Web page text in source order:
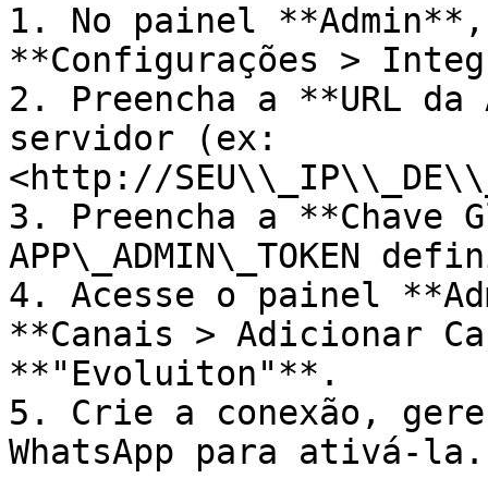
1. No painel **Admin**,
**Configurações >
2. Preencha a **URL da
servidor (ex:
<http://
3. Preencha a **Chave
APP\_ADMIN\_TOKEN
4. Acesse o painel
**Canais > Adicionar
**"Evoluiton"**.
5. Crie a conexão, gere
WhatsApp para ativá-la.